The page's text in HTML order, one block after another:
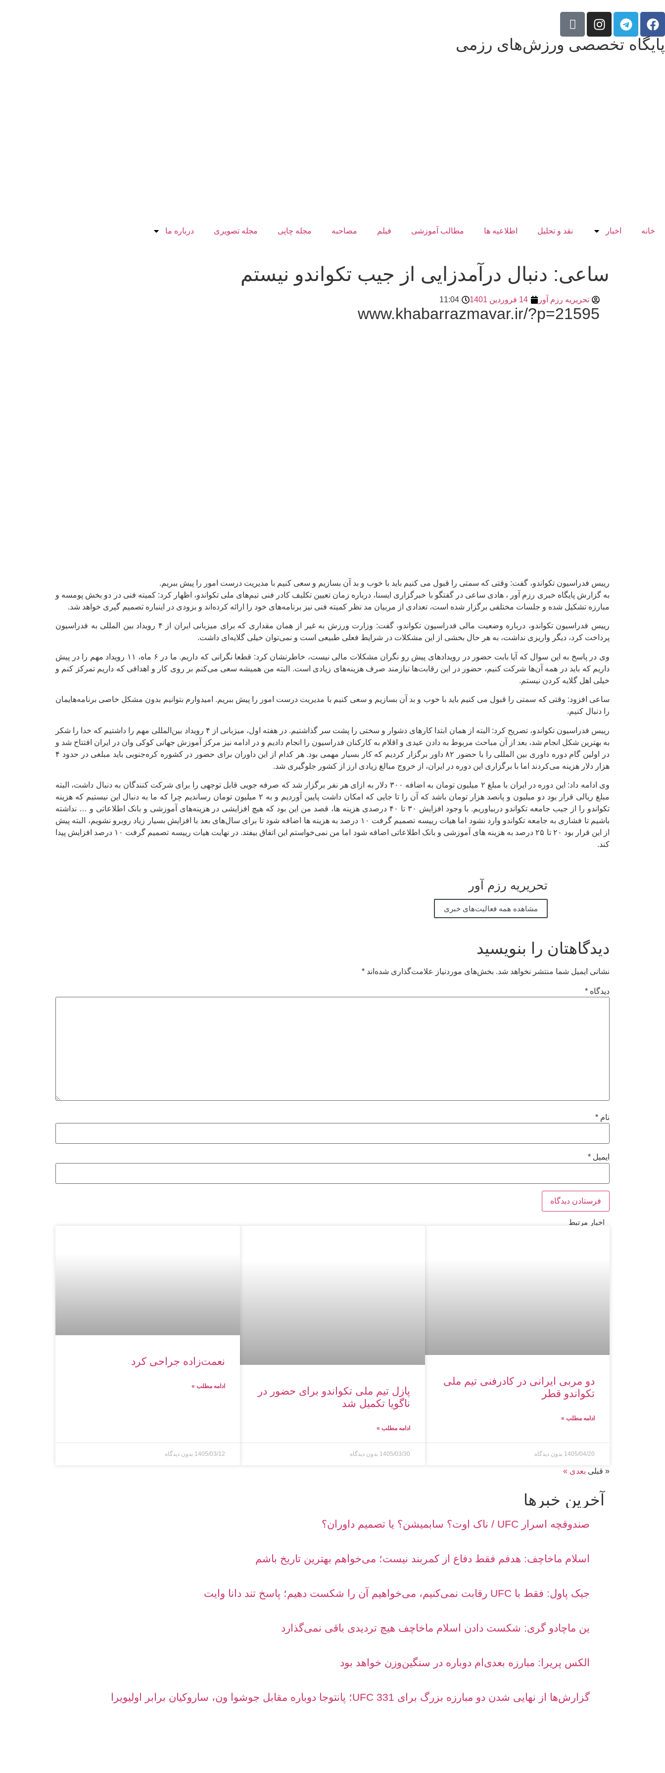
پایگاه تخصصی ورزش‌های رزمی
خانه اخبار نقد و تحلیل اطلاعیه ها مطالب آموزشی فیلم مصاحبه مجله چاپی مجله تصویری درباره ما
ساعی: دنبال درآمدزایی از جیب تکواندو نیستم
تحریریه رزم آور 14 فروردین 1401 11:04
www.khabarrazmavar.ir/?p=21595
رییس فدراسیون تکواندو، گفت: وقتی که سمتی را قبول می کنیم باید با خوب و بد آن بسازیم و سعی کنیم با مدیریت درست امور را پیش ببریم.
به گزارش پایگاه خبری رزم آور ، هادی ساعی در گفتگو با خبرگزاری ایسنا، درباره زمان تعیین تکلیف کادر فنی تیم‌های ملی تکواندو، اظهار کرد: کمیته فنی در دو بخش پومسه و
مبارزه تشکیل شده و جلسات مختلفی برگزار شده است، تعدادی از مربیان مد نظر کمیته فنی نیز برنامه‌های خود را ارائه کرده‌اند و بزودی در اینباره تصمیم گیری خواهد شد.
رییس فدراسیون تکواندو، درباره وضعیت مالی فدراسیون تکواندو، گفت: وزارت ورزش به غیر از همان مقداری که برای میزبانی ایران از ۴ رویداد بین المللی به فدراسیون
پرداخت کرد، دیگر واریزی نداشت، به هر حال بخشی از این مشکلات در شرایط فعلی طبیعی است و نمی‌توان خیلی گلایه‌ای داشت.
وی در پاسخ به این سوال که آیا بابت حضور در رویدادهای پیش رو نگران مشکلات مالی نیست، خاطرنشان کرد: قطعا نگرانی که داریم. ما در ۶ ماه، ۱۱ رویداد مهم را در پیش
داریم که باید در همه آن‌ها شرکت کنیم، حضور در این رقابت‌ها نیازمند صرف هزینه‌های زیادی است. البته من همیشه سعی می‌کنم بر روی کار و اهدافی که داریم تمرکز کنم و
خیلی اهل گلایه کردن نیستم.
ساعی افزود: وقتی که سمتی را قبول می کنیم باید با خوب و بد آن بسازیم و سعی کنیم با مدیریت درست امور را پیش ببریم. امیدوارم بتوانیم بدون مشکل خاصی برنامه‌هایمان
را دنبال کنیم.
رییس فدراسیون تکواندو، تصریح کرد: البته از همان ابتدا کارهای دشوار و سختی را پشت سر گذاشتیم. در هفته اول، میزبانی از ۴ رویداد بین‌المللی مهم را داشتیم که خدا را شکر
به بهترین شکل انجام شد، بعد از آن مباحث مربوط به دادن عیدی و اقلام به کارکنان فدراسیون را انجام دادیم و در ادامه نیز مرکز آموزش جهانی کوکی وان در ایران افتتاح شد و
در اولین گام دوره داوری بین المللی را با حضور ۸۲ داور برگزار کردیم که کار بسیار مهمی بود. هر کدام از این داوران برای حضور در کشوره کره‌جنوبی باید مبلغی در حدود ۴
هزار دلار هزینه می‌کردند اما با برگزاری این دوره در ایران، از خروج مبالغ زیادی ارز از کشور جلوگیری شد.
وی ادامه داد: این دوره در ایران با مبلغ ۲ میلیون تومان به اضافه ۳۰۰ دلار به ازای هر نفر برگزار شد که صرفه جویی قابل توجهی را برای شرکت کنندگان به دنبال داشت، البته
مبلغ ریالی قرار بود دو میلیون و پانصد هزار تومان باشد که آن را تا جایی که امکان داشت پایین آوردیم و به ۲ میلیون تومان رساندیم چرا که ما به دنبال این نیستیم که هزینه
تکواندو را از جیب جامعه تکواندو دربیاوریم. با وجود افزایش ۳۰ تا ۴۰ درصدی هزینه ها، قصد من این بود که هیچ افزایشی در هزینه‌های آموزشی و بانک اطلاعاتی و … نداشته
باشیم تا فشاری به جامعه تکواندو وارد نشود اما هیات رییسه تصمیم گرفت ۱۰ درصد به هزینه ها اضافه شود تا برای سال‌های بعد با افزایش بسیار زیاد روبرو نشویم، البته پیش
از این قرار بود ۲۰ تا ۲۵ درصد به هزینه های آموزشی و بانک اطلاعاتی اضافه شود اما من نمی‌خواستم این اتفاق بیفتد. در نهایت هیات رییسه تصمیم گرفت ۱۰ درصد افزایش پیدا
کند.
تحریریه رزم آور
مشاهده همه فعالیت‌های خبری
دیدگاهتان را بنویسید
نشانی ایمیل شما منتشر نخواهد شد. بخش‌های موردنیاز علامت‌گذاری شده‌اند *
دیدگاه *
نام *
ایمیل *
اخبار مرتبط
دو مربی ایرانی در کادرفنی تیم ملی
تکواندو قطر
ادامه مطلب »
1405/04/20 بدون دیدگاه
پازل تیم ملی تکواندو برای حضور در
ناگویا تکمیل شد
ادامه مطلب »
1405/03/30 بدون دیدگاه
نعمت‌زاده جراحی کرد
ادامه مطلب »
1405/03/12 بدون دیدگاه
« قبلی بعدی »
آخرین خبر‌‌ها
صندوقچه اسرار UFC / ناک اوت؟ سابمیشن؟ یا تصمیم داوران؟
اسلام ماخاچف: هدفم فقط دفاع از کمربند نیست؛ می‌خواهم بهترین تاریخ باشم
جیک پاول: فقط با UFC رقابت نمی‌کنیم، می‌خواهیم آن را شکست دهیم؛ پاسخ تند دانا وایت
ین ماچادو گری: شکست دادن اسلام ماخاچف هیچ تردیدی باقی نمی‌گذارد
الکس پریرا: مبارزه بعدی‌ام دوباره در سنگین‌وزن خواهد بود
گزارش‌ها از نهایی شدن دو مبارزه بزرگ برای UFC 331؛ پانتوجا دوباره مقابل جوشوا ون، ساروکیان برابر اولیویرا